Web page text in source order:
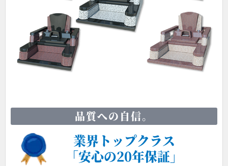
ハート型で組み上げ、シ
ックなオリーブグリーン
ラインで引き締めた、オ
ブジェのようなお墓。
家族の姿を表した温かな
デザインとなっておりま
す。
天を仰ぎ太陽をイメージ
丸みを帯び水平を強調し
品質への自信。
業界トップクラス
「安心の20年保証」